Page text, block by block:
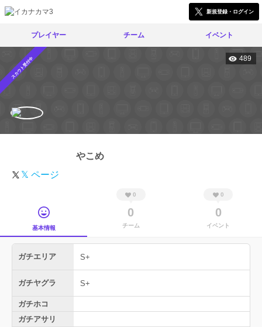
新規登録・ログイン
プレイヤー チーム イベント
スカウト受付中 489
やこめ
𝕏 ページ
基本情報
0
0
チーム
0
0
イベント
ガチエリア S+
ガチヤグラ S+
ガチホコ
ガチアサリ